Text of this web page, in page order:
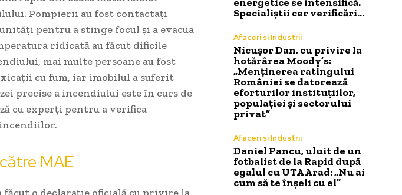
Pompierii au fost contactați
pentru a stinge focul și a evacua
ridicată au făcut dificile
mai multe persoane au fost
cu fum, iar imobilul a suferit
precise a incendiului este în curs de
cu experți pentru a verifica
MAE
Specialiștii cer verificări…
Afaceri si Industrii
Nicușor Dan, cu privire la
hotărârea Moody’s:
„Menținerea ratingului
României se datorează
eforturilor instituțiilor,
populației și sectorului
privat”
Afaceri si Industrii
Daniel Pancu, uluit de un
fotbalist de la Rapid după
egalul cu UTA Arad: „Nu ai
cum să te înșeli cu el”